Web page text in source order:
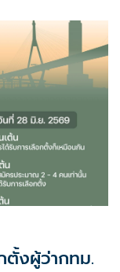
ตั้งผู้ว่ากทม.